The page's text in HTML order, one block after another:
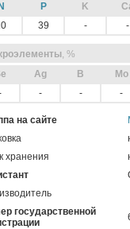
N
P K
39 - -
, %
Ag B
Mo
- - -
на сайте
хранения
государственной